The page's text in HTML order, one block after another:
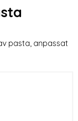
pasta, anpassat